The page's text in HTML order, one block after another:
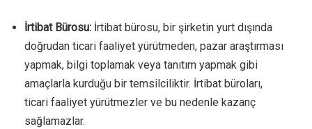
İrtibat Bürosu: İrtibat bürosu, bir şirketin yurt dışında
doğrudan ticari faaliyet yürütmeden, pazar araştırması
yapmak, bilgi toplamak veya tanıtım yapmak gibi
amaçlarla kurduğu bir temsilciliktir. İrtibat büroları,
ticari faaliyet yürütmezler ve bu nedenle kazanç
sağlamazlar.